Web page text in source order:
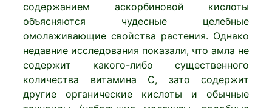
содержанием аскорбиновой кислоты
объясняются чудесные целебные
омолаживающие свойства растения. Однако
недавние исследования показали, что амла не
содержит какого-либо существенного
количества витамина С, зато содержит
другие органические кислоты и обычные